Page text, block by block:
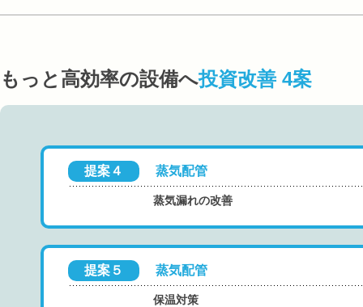
もっと高効率の設備へ投資改善 4案
提案４ 蒸気配管
蒸気漏れの改善
提案５ 蒸気配管
保温対策